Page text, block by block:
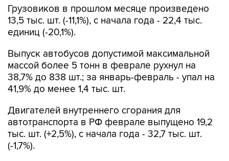
Грузовиков в прошлом месяце произведено
13,5 тыс. шт. (-11,1%), с начала года - 22,4 тыс.
единиц (-20,1%).
Выпуск автобусов допустимой максимальной
массой более 5 тонн в феврале рухнул на
38,7% до 838 шт.; за январь-февраль - упал на
41,9% до менее 1,4 тыс. шт.
Двигателей внутреннего сгорания для
автотранспорта в РФ феврале выпущено 19,2
тыс. шт. (+2,5%), с начала года - 32,7 тыс. шт.
(-1,7%).